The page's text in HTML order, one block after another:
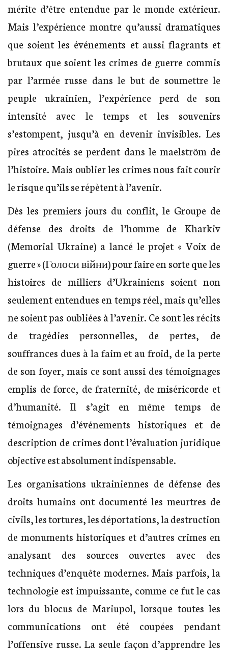
mérite d’être entendue par le monde extérieur.
Mais l’expérience montre qu’aussi dramatiques
que soient les événements et aussi flagrants et
brutaux que soient les crimes de guerre commis
par l’armée russe dans le but de soumettre le
peuple ukrainien, l’expérience perd de son
intensité avec le temps et les souvenirs
s’estompent, jusqu’à en devenir invisibles. Les
pires atrocités se perdent dans le maelström de
l’histoire. Mais oublier les crimes nous fait courir
le risque qu’ils se répètent à l’avenir.
Dès les premiers jours du conflit, le Groupe de
défense des droits de l’homme de Kharkiv
(Memorial Ukraine) a lancé le projet « Voix de
guerre » (Голоси війни) pour faire en sorte que les
histoires de milliers d’Ukrainiens soient non
seulement entendues en temps réel, mais qu’elles
ne soient pas oubliées à l’avenir. Ce sont les récits
de tragédies personnelles, de pertes, de
souffrances dues à la faim et au froid, de la perte
de son foyer, mais ce sont aussi des témoignages
emplis de force, de fraternité, de miséricorde et
d’humanité. Il s’agit en même temps de
témoignages d’événements historiques et de
description de crimes dont l’évaluation juridique
objective est absolument indispensable.
Les organisations ukrainiennes de défense des
droits humains ont documenté les meurtres de
civils, les tortures, les déportations, la destruction
de monuments historiques et d’autres crimes en
analysant des sources ouvertes avec des
techniques d’enquête modernes. Mais parfois, la
technologie est impuissante, comme ce fut le cas
lors du blocus de Mariupol, lorsque toutes les
communications ont été coupées pendant
l’offensive russe. La seule façon d’apprendre les